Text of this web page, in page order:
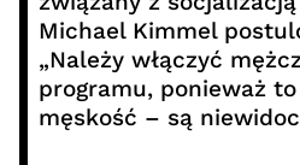
Michael Kimmel
„Należy włączyć
programu, ponieważ
męskość – są